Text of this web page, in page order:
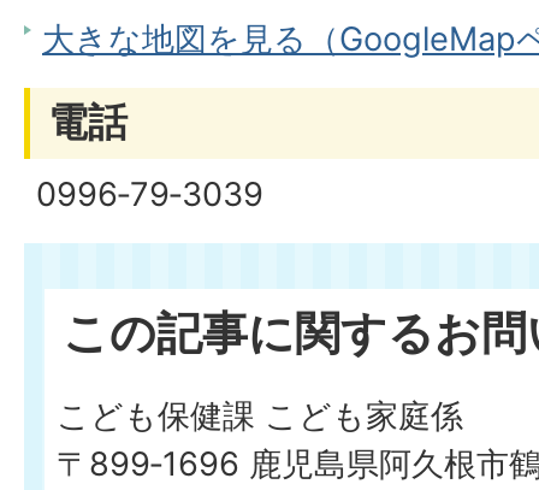
大きな地図を見る（GoogleMap
電話
0996‐79‐3039
この記事に関するお
こども保健課 こども家庭係
〒899‐1696 鹿児島県阿久根市